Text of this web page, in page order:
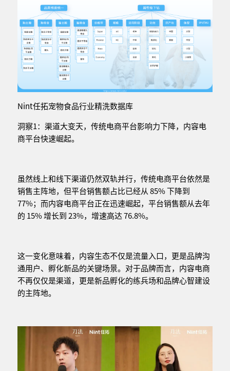
Nint任拓宠物食品行业精洗数据库
洞察1：渠道大变天，传统电商平台影响力下降，内容电
商平台快速崛起。
虽然线上和线下渠道仍然双轨并行，传统电商平台依然是
销售主阵地，但平台销售额占比已经从 85% 下降到
77%；而内容电商平台正在迅速崛起，平台销售额从去年
的 15% 增长到 23%，增速高达 76.8%。
这一变化意味着，内容生态不仅是流量入口，更是品牌沟
通用户、孵化新品的关键场景。对于品牌而言，内容电商
不再仅仅是渠道，更是新品孵化的练兵场和品牌心智建设
的主阵地。